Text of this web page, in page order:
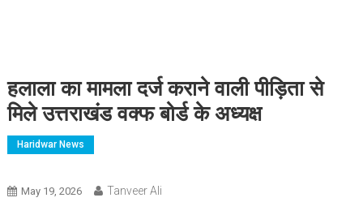
हलाला का मामला दर्ज कराने वाली पीड़िता से
मिले उत्तराखंड वक्फ बोर्ड के अध्यक्ष
Haridwar News
May 19, 2026 Tanveer Ali